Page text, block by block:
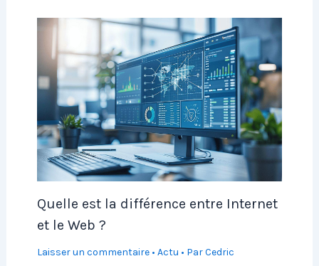
Quelle est la différence entre Internet
et le Web ?
Laisser un commentaire • Actu • ParCedric